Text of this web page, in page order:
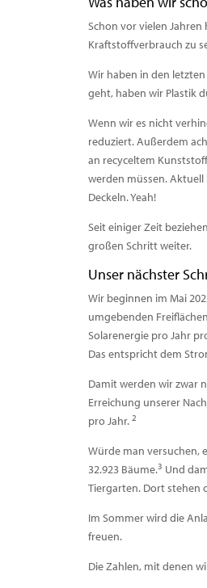
Schon vor vielen
Kraftstoffverbrauch zu
Wir haben in den
geht, haben wir Plastik
Wenn wir es nicht
reduziert. Außerdem
an recyceltem
werden müssen.
Deckeln. Yeah!
Seit einiger Zeit
großen Schritt weiter.
Unser nächster
Wir beginnen im Mai
umgebenden
Solarenergie pro Jahr
Das entspricht dem
Damit werden wir zwar
Erreichung unserer
pro Jahr.2
Würde man versuchen,
32.923 Bäume.3 Und
Tiergarten. Dort stehen
Im Sommer wird die
freuen.
Die Zahlen, mit denen